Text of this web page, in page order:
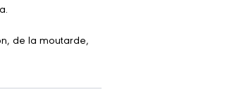
de la moutarde,